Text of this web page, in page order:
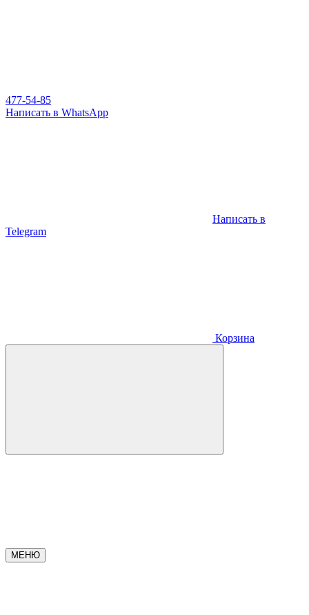
477-54-85
Написать в WhatsApp
Написать в
Telegram
Корзина
МЕНЮ